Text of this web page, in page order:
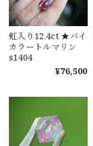
虹入り12.4ct ★バイ
カラートルマリン
s1404
¥76,500